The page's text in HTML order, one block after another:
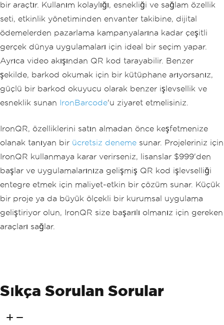
bir araçtır. Kullanım kolaylığı, esnekliği ve sağlam özellik
seti, etkinlik yönetiminden envanter takibine, dijital
ödemelerden pazarlama kampanyalarına kadar çeşitli
gerçek dünya uygulamaları için ideal bir seçim yapar.
Ayrıca video akışından QR kod tarayabilir. Benzer
şekilde, barkod okumak için bir kütüphane arıyorsanız,
güçlü bir barkod okuyucu olarak benzer işlevsellik ve
esneklik sunan IronBarcode'u ziyaret etmelisiniz.
IronQR, özelliklerini satın almadan önce keşfetmenize
olanak tanıyan bir ücretsiz deneme sunar. Projeleriniz için
IronQR kullanmaya karar verirseniz, lisanslar $999'den
başlar ve uygulamalarınıza gelişmiş QR kod işlevselliği
entegre etmek için maliyet-etkin bir çözüm sunar. Küçük
bir proje ya da büyük ölçekli bir kurumsal uygulama
geliştiriyor olun, IronQR size başarılı olmanız için gereken
araçları sağlar.
Sıkça Sorulan Sorular